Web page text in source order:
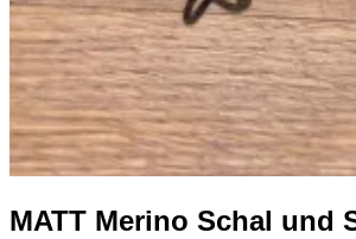
MATT Merino Schal und